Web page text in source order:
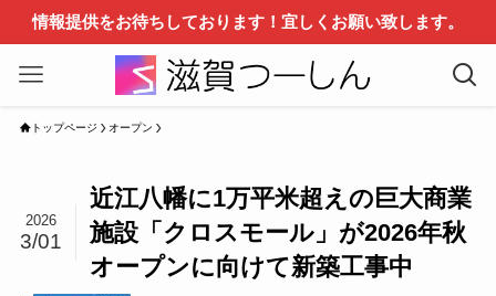
情報提供をお待ちしております！宜しくお願い致します。
トップページ オープン
近江八幡に1万平米超えの巨大商業
施設「クロスモール」が2026年秋
オープンに向けて新築工事中
2026
3/01